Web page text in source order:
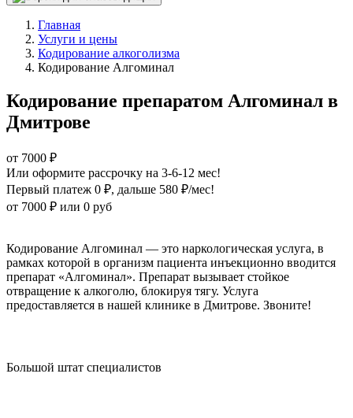
Главная
Услуги и цены
Кодирование алкоголизма
Кодирование Алгоминал
Кодирование препаратом Алгоминал в
Дмитрове
от 7000 ₽
Или оформите рассрочку на 3-6-12 мес!
Первый платеж 0 ₽, дальше 580 ₽/мес!
от 7000 ₽ или 0 руб
Кодирование Алгоминал — это наркологическая услуга, в
рамках которой в организм пациента инъекционно вводится
препарат «Алгоминал». Препарат вызывает стойкое
отвращение к алкоголю, блокируя тягу. Услуга
предоставляется в нашей клинике в Дмитрове. Звоните!
Большой штат специалистов